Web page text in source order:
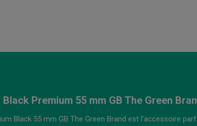
Premium 55 mm GB The Green
Black 55 mm GB The Green Brand est l'accessoire